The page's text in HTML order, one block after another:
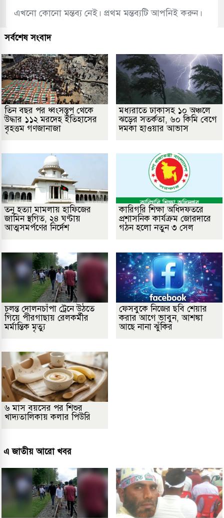
এখনো কোনো মন্তব্য নেই। প্রথম মন্তব্যটি আপনিই করুন।
সর্বশেষ সংবাদ
তিন বছর পর ধ্বংসস্তূপ থেকে
উদ্ধার ১১২ মরদেহ ইতিহাসের
বৃহত্তম গণজানাজা
মধ্যরাতে ঢাকাসহ ১০ অঞ্চলে
ঝড়ের সতর্কতা, ৬০ কিমি বেগে
দমকা হাওয়ার আভাস
তনু হত্যা মামলায় হাফিজের
জামিন স্থগিত, ২৪ ঘণ্টায়
আত্মসমর্পণের নির্দেশ
কারিগরি শিক্ষা অধিদফতরে
প্রশাসনিক কার্যক্রম জোরদারে
গঠন হলো নতুন ৩ সেল
চলন্ত দোলনচাঁপা ট্রেনে উঠতে
গিয়ে পীরগাছায় রেলকর্মীর
মর্মান্তিক মৃত্যু
ফেসবুকে নিজের ছবি শেয়ার
করার আগে ভাবুন, আশঙ্কা
আছে নানা ঝুঁকির
৬ মাস বয়সের পর শিশুর
খাদ্যতালিকায় কলার পিউরি
এ জাতীয় আরো খবর